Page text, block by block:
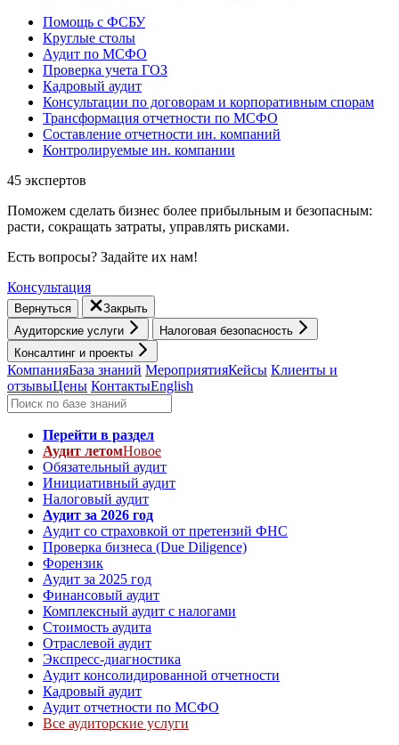
Помощь с ФСБУ
Круглые столы
Аудит по МСФО
Проверка учета ГОЗ
Кадровый аудит
Консультации по договорам и корпоративным спорам
Трансформация отчетности по МСФО
Составление отчетности ин. компаний
Контролируемые ин. компании
45 экспертов
Поможем сделать бизнес более прибыльным и безопасным:
расти, cокращать затраты, управлять рисками.
Есть вопросы? Задайте их нам!
Консультация
Вернуться
Закрыть
Аудиторские услуги
Налоговая безопасность
Консалтинг и проекты
КомпанияБаза знаний МероприятияКейсы Клиенты и
отзывыЦены КонтактыEnglish
Перейти в раздел
Аудит летомНовое
Обязательный аудит
Инициативный аудит
Налоговый аудит
Аудит за 2026 год
Аудит со страховкой от претензий ФНС
Проверка бизнеса (Due Diligence)
Форензик
Аудит за 2025 год
Финансовый аудит
Комплексный аудит с налогами
Стоимость аудита
Отраслевой аудит
Экспресс-диагностика
Аудит консолидированной отчетности
Кадровый аудит
Аудит отчетности по МСФО
Все аудиторские услуги